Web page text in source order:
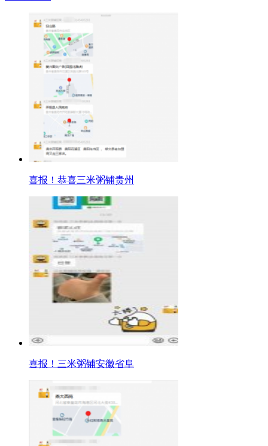
喜报！恭喜三米粥铺贵州
喜报！三米粥铺安徽省阜